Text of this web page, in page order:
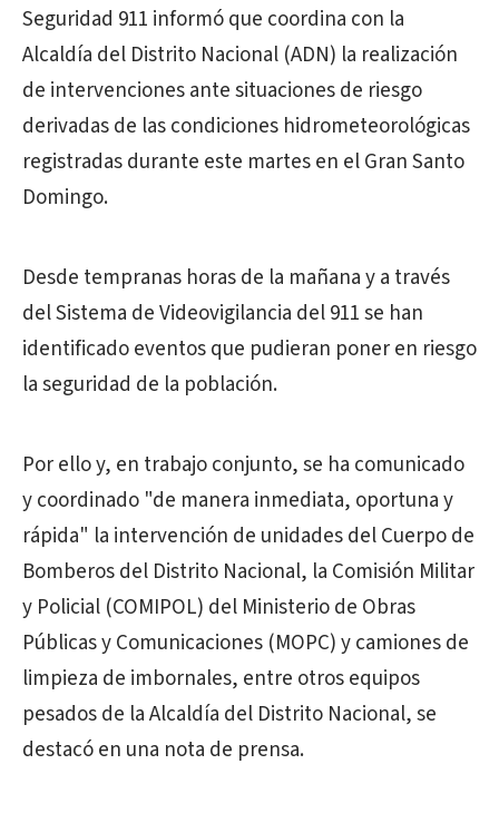
Seguridad 911 informó que coordina con la
Alcaldía del Distrito Nacional (ADN) la realización
de intervenciones ante situaciones de riesgo
derivadas de las condiciones hidrometeorológicas
registradas durante este martes en el Gran Santo
Domingo.
Desde tempranas horas de la mañana y a través
del Sistema de Videovigilancia del 911 se han
identificado eventos que pudieran poner en riesgo
la seguridad de la población.
Por ello y, en trabajo conjunto, se ha comunicado
y coordinado "de manera inmediata, oportuna y
rápida" la intervención de unidades del Cuerpo de
Bomberos del Distrito Nacional, la Comisión Militar
y Policial (COMIPOL) del Ministerio de Obras
Públicas y Comunicaciones (MOPC) y camiones de
limpieza de imbornales, entre otros equipos
pesados de la Alcaldía del Distrito Nacional, se
destacó en una nota de prensa.